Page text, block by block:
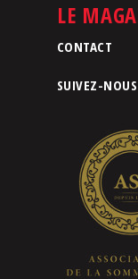
LE
CONTACT
SUIVEZ-